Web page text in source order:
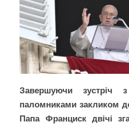
Завершуючи зустріч
паломниками закликом
Папа Франциск двічі